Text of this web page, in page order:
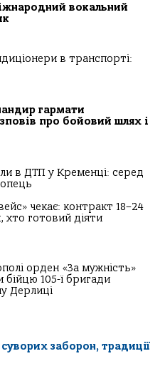
вокальний
в транспорті:
гармати
про бойовий шлях і
в ДТП у Кременці: серед
чекає: контракт 18–24
хто готовий діяти
орден «За мужність»
бійцю 105-ї бригади
Дерлиці
заборон, традиції